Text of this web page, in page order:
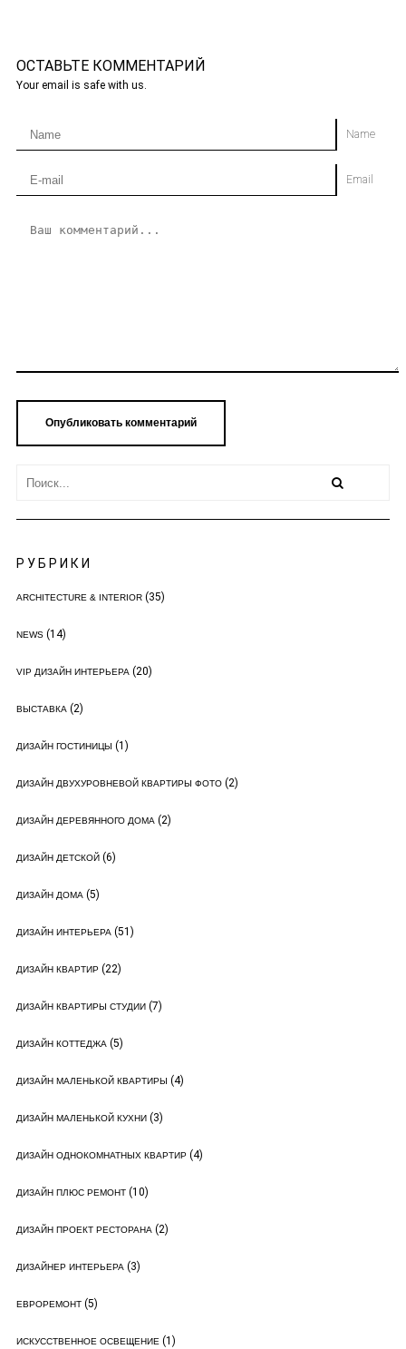
ОСТАВЬТЕ КОММЕНТАРИЙ
Your email is safe with us.
Name
Email
РУБРИКИ
ARCHITECTURE & INTERIOR(35)
NEWS(14)
VIP ДИЗАЙН ИНТЕРЬЕРА(20)
ВЫСТАВКА(2)
ДИЗАЙН ГОСТИНИЦЫ (1)
ДИЗАЙН ДВУХУРОВНЕВОЙ КВАРТИРЫ ФОТО(2)
ДИЗАЙН ДЕРЕВЯННОГО ДОМА(2)
ДИЗАЙН ДЕТСКОЙ(6)
ДИЗАЙН ДОМА(5)
ДИЗАЙН ИНТЕРЬЕРА(51)
ДИЗАЙН КВАРТИР(22)
ДИЗАЙН КВАРТИРЫ СТУДИИ(7)
ДИЗАЙН КОТТЕДЖА(5)
ДИЗАЙН МАЛЕНЬКОЙ КВАРТИРЫ (4)
ДИЗАЙН МАЛЕНЬКОЙ КУХНИ(3)
ДИЗАЙН ОДНОКОМНАТНЫХ КВАРТИР(4)
ДИЗАЙН ПЛЮС РЕМОНТ(10)
ДИЗАЙН ПРОЕКТ РЕСТОРАНА(2)
ДИЗАЙНЕР ИНТЕРЬЕРА(3)
ЕВРОРЕМОНТ(5)
ИСКУССТВЕННОЕ ОСВЕЩЕНИЕ(1)